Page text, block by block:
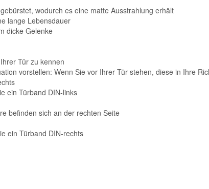
wodurch es eine matte Ausstrahlung erhält
lange Lebensdauer
dicke Gelenke
Tür zu kennen
vorstellen: Wenn Sie vor Ihrer Tür stehen, diese in Ihre
ein Türband DIN-links
befinden sich an der rechten Seite
ein Türband DIN-rechts